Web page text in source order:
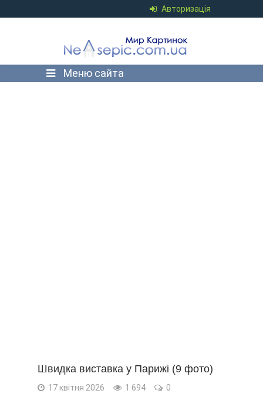
Авторизація
Меню сайта
Швидка виставка у Парижі (9 фото)
17 квітня 2026 1 694
0